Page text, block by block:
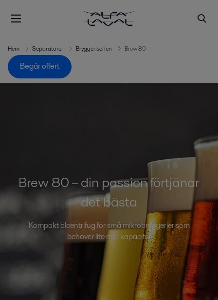
Hem Separatorer Bryggeriserien Brew 80
Begär offert
Brew 80 – din passion förtjänar
det bästa
Kompakt ölcentrifug för små mikrobryggerier som
behöver lite mer kapacitet